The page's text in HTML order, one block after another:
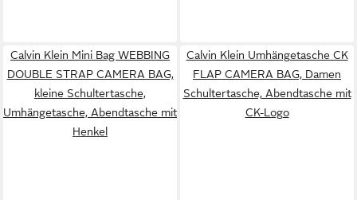
Calvin Klein Mini Bag WEBBING
DOUBLE STRAP CAMERA BAG,
kleine Schultertasche,
Umhängetasche, Abendtasche mit
Henkel
Calvin Klein Umhängetasche CK
FLAP CAMERA BAG, Damen
Schultertasche, Abendtasche mit
CK-Logo